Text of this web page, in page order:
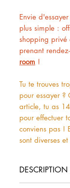
Envie
plus simple :
shopping privé
prenant
room !
Tu te trouves
pour essayer ?
article, tu as
pour effectuer
conviens pas !
sont diverses
DESCRIPTION